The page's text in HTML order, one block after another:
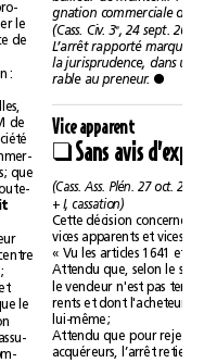
locataires d’un centre commercial repro-
chaient au bailleur (un OPAC) de laisser le
centre à l’abandon et, en conséquence de
La Cour de cassation leur donne raison:
Attendu, selon l’arrêt attaqué (Versailles,
2juin 2005), que l’Office public d’HLM de
Clamart, aux droits duquel vient la société
OPAC, copropriétaire d’un centre commer-
cial, a donné à bail diverses boutiques; que
certains preneurs dont MM.L. etL., soute-
centre commercial était
mesure d'expertise avant d'assigner leur
bailleur pour obtenir la réfection du centre
et l'indemnisation de leurs préjudices;
Attendu que, pour débouter MM.L. et
L.de leurs demandes, l'arrêt retient que le
bailleur n'a, en l'absence de stipulation
spéciale, aucune obligation tenant à assu-
rer au locataire un environnement com-
(Cass. Civ. 3e

Vice apparent
❑
+I, cassation)
lui-même;